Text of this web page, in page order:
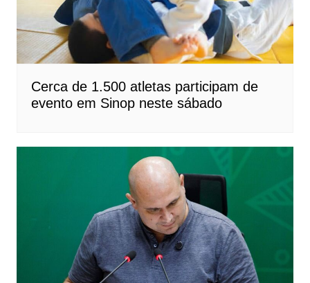
Cerca de 1.500 atletas participam de
evento em Sinop neste sábado